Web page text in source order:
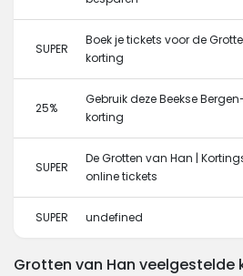
SUPER
Boek je tickets voor de
korting
25%
Gebruik deze Beekse
korting
SUPER
De Grotten van Han |
online tickets
SUPER undefined
Grotten van Han veelgestelde